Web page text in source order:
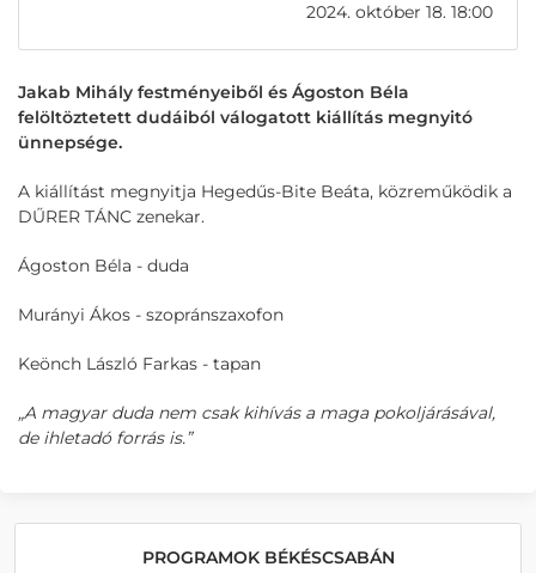
2024. október 18. 18:00
Jakab Mihály festményeiből és Ágoston Béla
felöltöztetett dudáiból válogatott kiállítás megnyitó
ünnepsége.
A kiállítást megnyitja Hegedűs-Bite Beáta, közreműködik a
DŰRER TÁNC zenekar.
Ágoston Béla - duda
Murányi Ákos - szopránszaxofon
Keönch László Farkas - tapan
„A magyar duda nem csak kihívás a maga pokoljárásával,
de ihletadó forrás is.”
PROGRAMOK BÉKÉSCSABÁN